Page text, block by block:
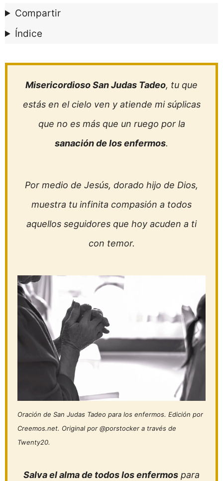
Compartir
Índice
Misericordioso San Judas Tadeo, tu que
estás en el cielo ven y atiende mi súplicas
que no es más que un ruego por la
sanación de los enfermos.
Por medio de Jesús, dorado hijo de Dios,
muestra tu infinita compasión a todos
aquellos seguidores que hoy acuden a ti
con temor.
Oración de San Judas Tadeo para los enfermos. Edición por
Creemos.net. Original por @porstocker a través de
Twenty20.
Salva el alma de todos los enfermos para